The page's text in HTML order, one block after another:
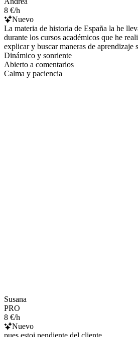
8 €/h
Nuevo
La materia de historia de España la he
durante los cursos académicos que he
explicar y buscar maneras de aprendizaje
Dinámico y sonriente
Abierto a comentarios
Calma y paciencia
Susana
PRO
8 €/h
Nuevo
pues estoi pendiente del cliente